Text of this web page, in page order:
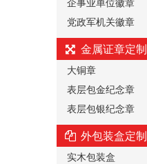
党政军机关徽章
金属证章定制
大铜章
表层包金纪念章
表层包银纪念章
外包装盒定制
实木包装盒